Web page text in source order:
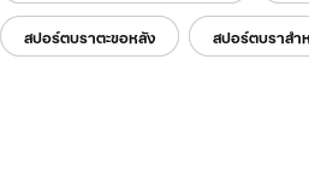
สปอร์ตบราตะขอหลัง
สปอร์ตบราสำ